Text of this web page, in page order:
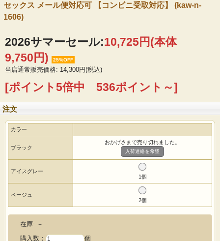
セックス メール便対応可 【コンビニ受取対応】 (kaw-n-
1606)
2026サマーセール:10,725円(本体
9,750円)
25%OFF
当店通常販売価格: 14,300円(税込)
[ポイント5倍中 536ポイント～]
注文
カラー
ブラック
おかげさまで売り切れました。
入荷連絡を希望
アイスグレー
1個
ベージュ
2個
在庫: －
購入数：
個